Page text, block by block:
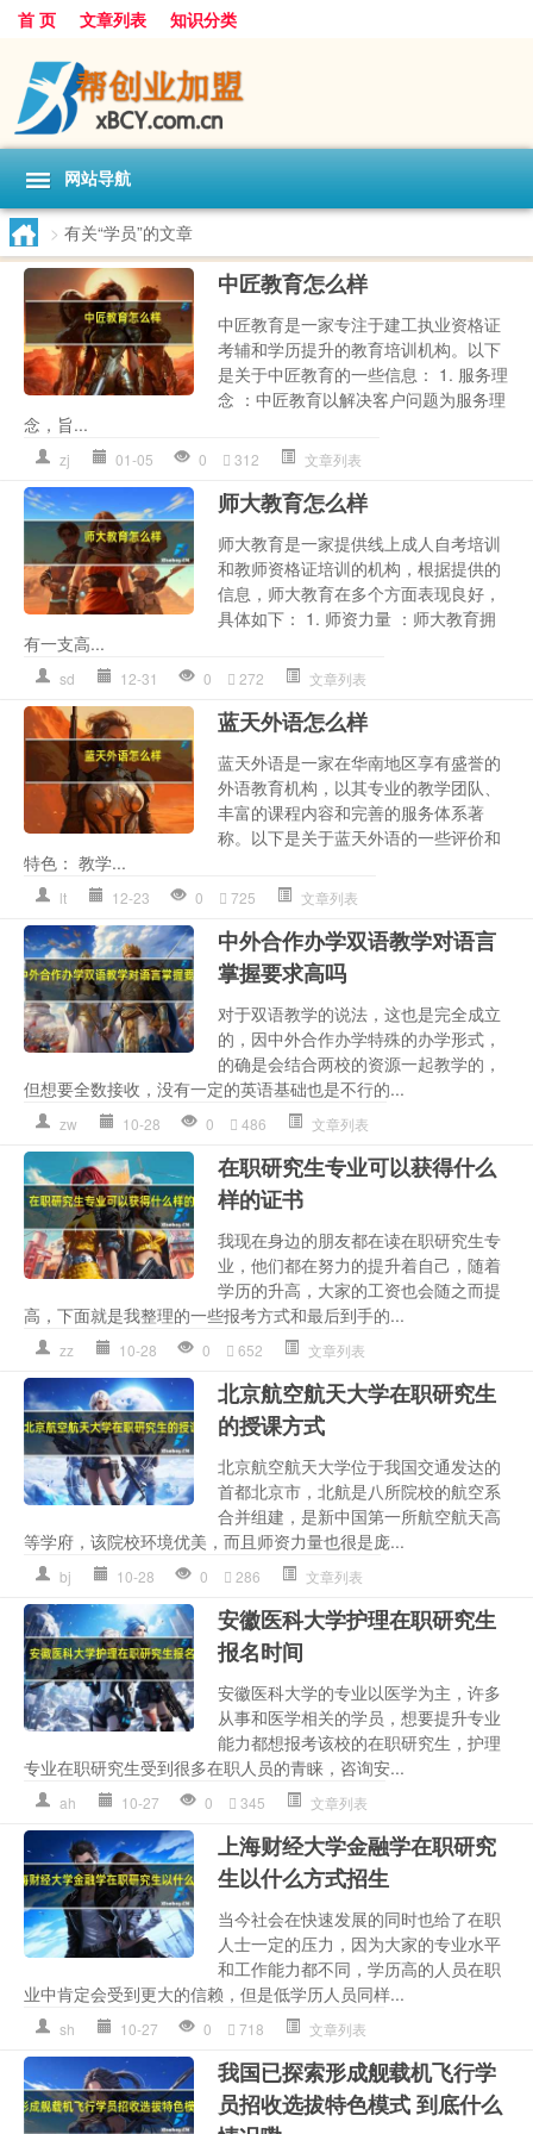
首 页 文章列表 知识分类
网站导航
> 有关“学员”的文章
中匠教育怎么样
中匠教育是一家专注于建工执业资格证
考辅和学历提升的教育培训机构。以下
是关于中匠教育的一些信息： 1. 服务理
念 ：中匠教育以解决客户问题为服务理
念，旨...
zj 01-05 0 312 文章列表
师大教育怎么样
师大教育是一家提供线上成人自考培训
和教师资格证培训的机构，根据提供的
信息，师大教育在多个方面表现良好，
具体如下： 1. 师资力量 ：师大教育拥
有一支高...
sd 12-31 0 272 文章列表
蓝天外语怎么样
蓝天外语是一家在华南地区享有盛誉的
外语教育机构，以其专业的教学团队、
丰富的课程内容和完善的服务体系著
称。以下是关于蓝天外语的一些评价和
特色： 教学...
lt 12-23 0 725 文章列表
中外合作办学双语教学对语言
掌握要求高吗
对于双语教学的说法，这也是完全成立
的，因中外合作办学特殊的办学形式，
的确是会结合两校的资源一起教学的，
但想要全数接收，没有一定的英语基础也是不行的...
zw 10-28 0 486 文章列表
在职研究生专业可以获得什么
样的证书
我现在身边的朋友都在读在职研究生专
业，他们都在努力的提升着自己，随着
学历的升高，大家的工资也会随之而提
高，下面就是我整理的一些报考方式和最后到手的...
zz 10-28 0 652 文章列表
北京航空航天大学在职研究生
的授课方式
北京航空航天大学位于我国交通发达的
首都北京市，北航是八所院校的航空系
合并组建，是新中国第一所航空航天高
等学府，该院校环境优美，而且师资力量也很是庞...
bj 10-28 0 286 文章列表
安徽医科大学护理在职研究生
报名时间
安徽医科大学的专业以医学为主，许多
从事和医学相关的学员，想要提升专业
能力都想报考该校的在职研究生，护理
专业在职研究生受到很多在职人员的青睐，咨询安...
ah 10-27 0 345 文章列表
上海财经大学金融学在职研究
生以什么方式招生
当今社会在快速发展的同时也给了在职
人士一定的压力，因为大家的专业水平
和工作能力都不同，学历高的人员在职
业中肯定会受到更大的信赖，但是低学历人员同样...
sh 10-27 0 718 文章列表
我国已探索形成舰载机飞行学
员招收选拔特色模式 到底什么